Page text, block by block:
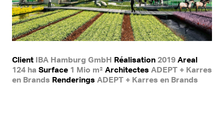
Client IBA Hamburg GmbH Réalisation 2019 Areal
124 ha Surface 1 Mio m² Architectes ADEPT + Karres
en Brands Renderings ADEPT + Karres en Brands